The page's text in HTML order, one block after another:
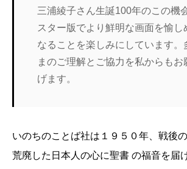
三浦綾子さん生誕100年のこの機
スター版でより鮮明な画面を愉し
なることを楽しみにしています。
まのご理解とご協力を私からもお
げます。
いのちのことば社は１９５０年、戦後
荒廃した日本人の心に聖書 の福音を届